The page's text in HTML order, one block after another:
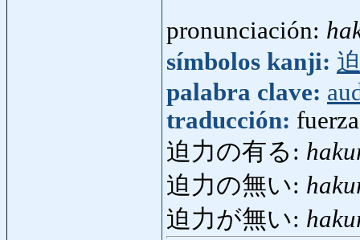
pronunciación:
símbolos kanji:
palabra clave:
traducción:
迫力の有る:
迫力の無い:
迫力が無い: